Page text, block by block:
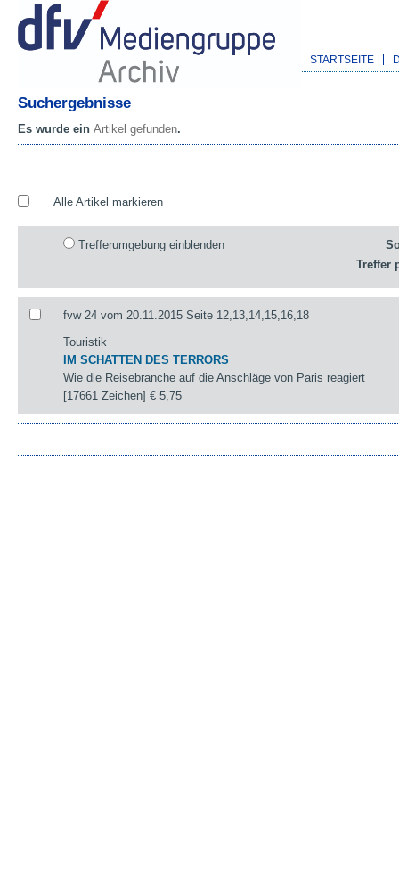
STARTSEITE
Suchergebnisse
Es wurde ein Artikel gefunden.
Alle Artikel markieren
Trefferumgebung einblenden
Treffer
fvw 24 vom 20.11.2015 Seite 12,13,14,15,16,18
Touristik
IM SCHATTEN DES TERRORS
Wie die Reisebranche auf die Anschläge von Paris reagiert
[17661 Zeichen]€ 5,75